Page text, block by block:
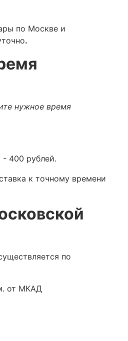
по Москве и
.
нужное время
- 400 рублей.
к точному времени
по
от МКАД